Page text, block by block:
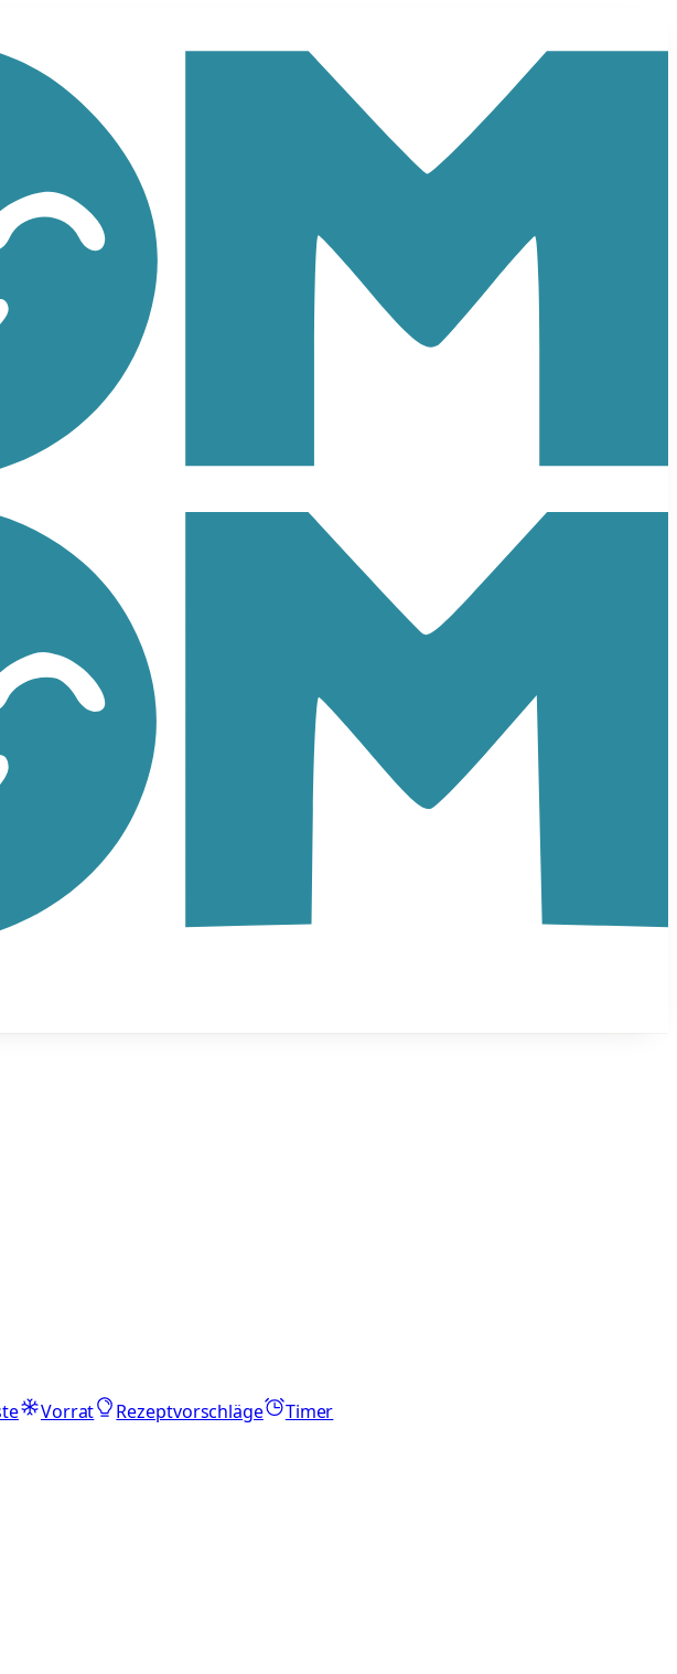
Vorrat Rezeptvorschläge
Timer